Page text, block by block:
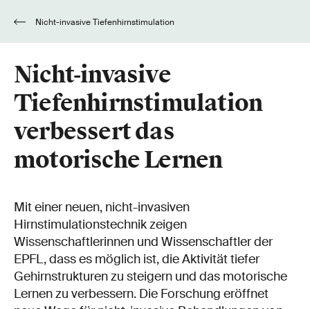
Nicht-invasive
Tiefenhirnstimulation
verbessert das
motorische Lernen
Mit einer neuen, nicht-invasiven
Hirnstimulationstechnik zeigen
Wissenschaftlerinnen und Wissenschaftler der
EPFL, dass es möglich ist, die Aktivität tiefer
Gehirnstrukturen zu steigern und das motorische
Lernen zu verbessern. Die Forschung eröffnet